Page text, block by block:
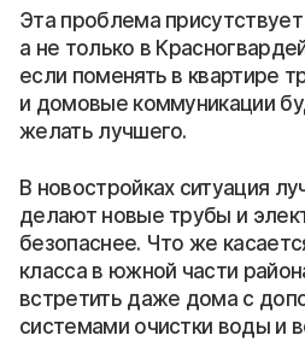
Эта проблема
а не только в
если поменять в квартире
и домовые коммуникации
желать лучшего.
В новостройках ситуация
делают новые трубы и
безопаснее. Что же
класса в южной части
встретить даже дома с
системами очистки воды и